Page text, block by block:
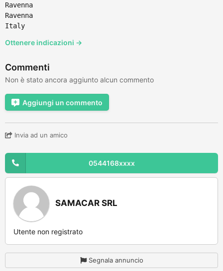
Ravenna
Ravenna
Italy
Ottenere indicazioni →
Commenti
Non è stato ancora aggiunto alcun commento
Aggiungi un commento
Invia ad un amico
0544168xxxx
SAMACAR SRL
Utente non registrato
Segnala annuncio